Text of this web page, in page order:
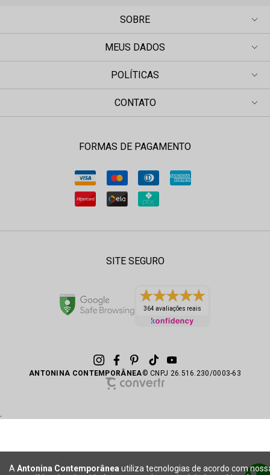
SOBRE
MEUS DADOS
POLÍTICAS
CONTATO
FORMAS DE PAGAMENTO
SITE SEGURO
364 avaliações reais
ANTONINA CONTEMPORÂNEA© CNPJ 26.516.230/0003-63
A Antonina Contemporânea utiliza tecnologias de acordo com
.